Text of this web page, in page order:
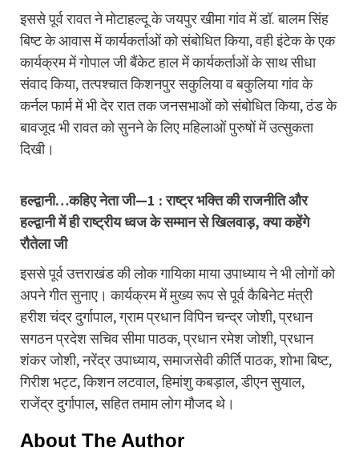
इससे पूर्व रावत ने मोटाहल्दू के जयपुर खीमा गांव में डॉ. बालम सिंह
बिष्ट के आवास में कार्यकर्ताओं को संबोधित किया, वही इंटेक के एक
कार्यक्रम में गोपाल जी बैंकेट हाल में कार्यकर्ताओं के साथ सीधा
संवाद किया, तत्पश्चात किशनपुर सकुलिया व बकुलिया गांव के
कर्नल फार्म में भी देर रात तक जनसभाओं को संबोधित किया, ठंड के
बावजूद भी रावत को सुनने के लिए महिलाओं पुरुषों में उत्सुकता
दिखी।
हल्द्वानी…कहिए नेता जी—1 : राष्ट्र भक्ति की राजनीति और
हल्द्वानी में ही राष्ट्रीय ध्वज के सम्मान से खिलवाड़, क्या कहेंगे
रौतेला जी
इससे पूर्व उत्तराखंड की लोक गायिका माया उपाध्याय ने भी लोगों को
अपने गीत सुनाए। कार्यक्रम में मुख्य रूप से पूर्व कैबिनेट मंत्री
हरीश चंद्र दुर्गापाल, ग्राम प्रधान विपिन चन्द्र जोशी, प्रधान
सगठन प्रदेश सचिव सीमा पाठक, प्रधान रमेश जोशी, प्रधान
शंकर जोशी, नरेंद्र उपाध्याय, समाजसेवी कीर्ति पाठक, शोभा बिष्ट,
गिरीश भट्ट, किशन लटवाल, हिमांशु कबड़ाल, डीएन सुयाल,
राजेंद्र दुर्गापाल, सहित तमाम लोग मौजद थे।
About The Author